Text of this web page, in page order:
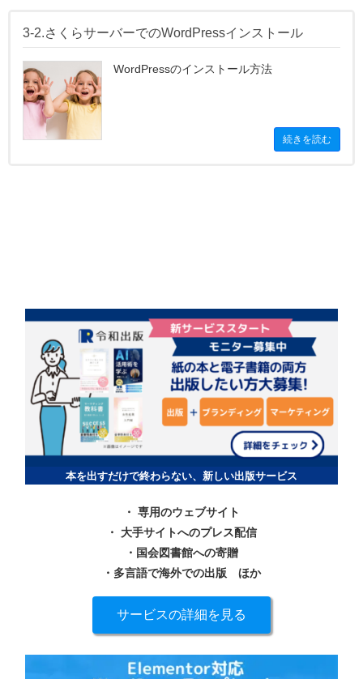
3-2.さくらサーバーでのWordPressインストール
WordPressのインストール方法
続きを読む
本を出すだけで終わらない、新しい出版サービス
・ 専用のウェブサイト
・ 大手サイトへのプレス配信
・国会図書館への寄贈
・多言語で海外での出版 ほか
サービスの詳細を見る